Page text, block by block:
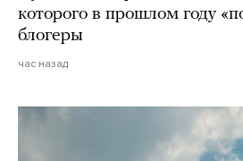
которого в прошлом году
блогеры
час назад